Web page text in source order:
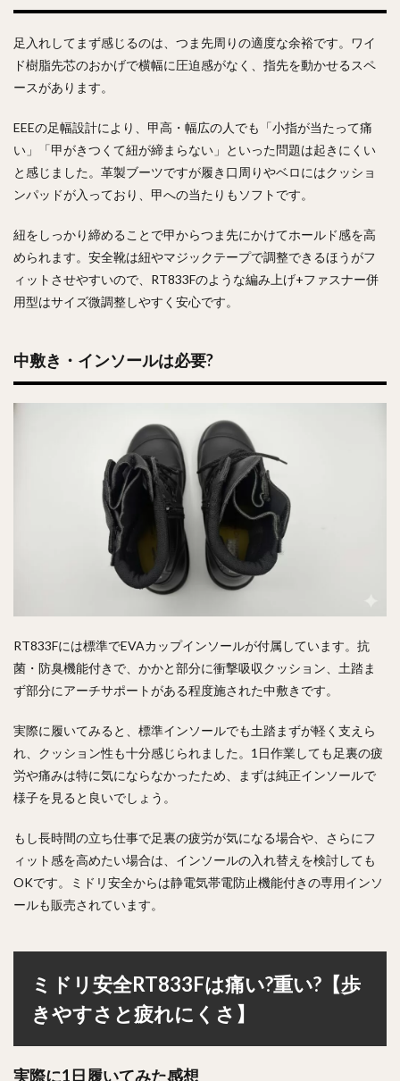
足入れしてまず感じるのは、つま先周りの適度な余裕です。ワイ
ド樹脂先芯のおかげで横幅に圧迫感がなく、指先を動かせるスペ
ースがあります。
EEEの足幅設計により、甲高・幅広の人でも「小指が当たって痛
い」「甲がきつくて紐が締まらない」といった問題は起きにくい
と感じました。革製ブーツですが履き口周りやベロにはクッショ
ンパッドが入っており、甲への当たりもソフトです。
紐をしっかり締めることで甲からつま先にかけてホールド感を高
められます。安全靴は紐やマジックテープで調整できるほうがフ
ィットさせやすいので、RT833Fのような編み上げ+ファスナー併
用型はサイズ微調整しやすく安心です。
中敷き・インソールは必要?
RT833Fには標準でEVAカップインソールが付属しています。抗
菌・防臭機能付きで、かかと部分に衝撃吸収クッション、土踏ま
ず部分にアーチサポートがある程度施された中敷きです。
実際に履いてみると、標準インソールでも土踏まずが軽く支えら
れ、クッション性も十分感じられました。1日作業しても足裏の疲
労や痛みは特に気にならなかったため、まずは純正インソールで
様子を見ると良いでしょう。
もし長時間の立ち仕事で足裏の疲労が気になる場合や、さらにフ
ィット感を高めたい場合は、インソールの入れ替えを検討しても
OKです。ミドリ安全からは静電気帯電防止機能付きの専用インソ
ールも販売されています。
ミドリ安全RT833Fは痛い?重い?【歩
きやすさと疲れにくさ】
実際に1日履いてみた感想